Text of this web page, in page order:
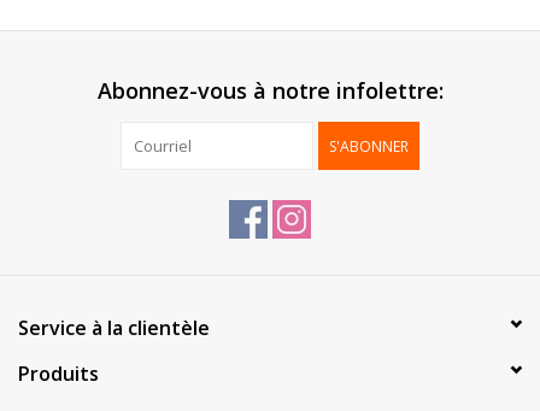
*Impression possible*
Abonnez-vous à notre infolettre:
S'ABONNER
Service à la clientèle
Produits